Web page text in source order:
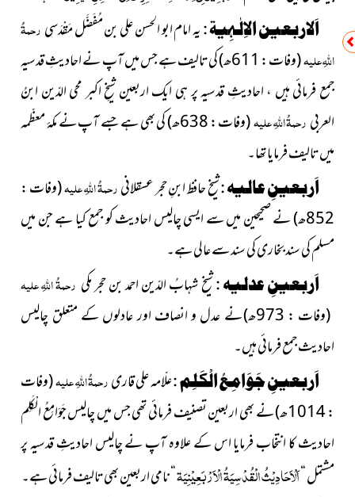
اَلاربعین الاِلٰہِیۃ :یہ امام ابو الحسن علی بن مُفَضَّل مَقْدَسیرحمۃُ
اللہِ علیہ(وفات : 611ھ)
کی تالیف ہے جس میں آپ نے احادیثِ قدسیہ
جمع فرمائی ہیں ، احادیثِ قدسیہ پر ہی ایک اربعین شیخِ اکبر محی الدّین ابنُ
العربیرحمۃُ اللہِ علیہ(وفات : 638ھ)
کی بھی ہے جسے آپ نے مکۂ معظّمہ
میں تالیف فرمایا تھا۔
اَربعینِ عالیہ :شیخ حافظ ابنِ حجر عسقلانیرحمۃُ اللہِ علیہ(وفات :
852ھ) نے صحیحین میں سے ایسی چالیس احادیث کو جمع کیا ہے جن میں
مسلم کی سند بخاری کی سند سے عالی ہے۔
اَربعینِ عدلیہ :شیخ شہابُ الدّین احمد بن حجر مکی رحمۃُ اللہِ علیہ
(وفات : 973ھ)
نے عدل و انصاف اور عادلوں کے متعلق چالیس
احادیث جمع فرمائی ہیں۔
اَربعینِ جَوَامِعُ الْکَلِم :علّامہ علی قاریرحمۃُ اللہِ علیہ(وفات
: 1014ھ)
نے بھی اربعین تصنیف فرمائی تھی جس میں چالیس جَوَامِعُ الْکَلِم
احادیث کا انتخاب فرمایا اس کے علاوہ آپ نے چالیس احادیثِ قدسیہ پر
مشتمل “اَلْاَحَادِیْثُ الْقُدْسِیَۃُ الْاَرْبَعِیْنِیَۃ“ نامی اربعین بھی تالیف فرمائی ہے۔